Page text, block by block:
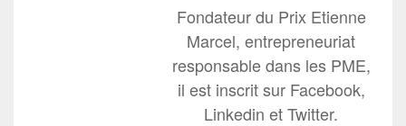
Fondateur du Prix Etienne
Marcel, entrepreneuriat
responsable dans les PME,
il est inscrit sur Facebook,
Linkedin et Twitter.